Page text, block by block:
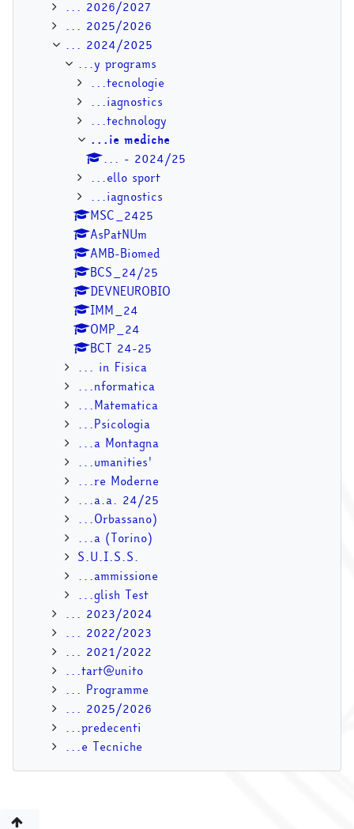
... 2026/2027
... 2025/2026
... 2024/2025
...y programs
...tecnologie
...iagnostics
...technology
...ie mediche
... - 2024/25
...ello sport
...iagnostics
MSC_2425
AsPatNUm
AMB-Biomed
BCS_24/25
DEVNEUROBIO
IMM_24
OMP_24
BCT 24-25
... in Fisica
...nformatica
...Matematica
...Psicologia
...a Montagna
...umanities'
...re Moderne
...a.a. 24/25
...Orbassano)
...a (Torino)
S.U.I.S.S.
...ammissione
...glish Test
... 2023/2024
... 2022/2023
... 2021/2022
...tart@unito
... Programme
... 2025/2026
...predecenti
...e Tecniche